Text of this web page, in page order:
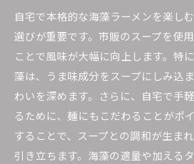
自宅で本格的な海藻ラーメンを楽し
選びが重要です。市販のスープを使
ことで風味が大幅に向上します。特
藻は、うま味成分をスープにしみ込
わいを深めます。さらに、自宅で手
るために、麺にもこだわることがポ
することで、スープとの調和が生ま
引き立ちます。海藻の適量や加える